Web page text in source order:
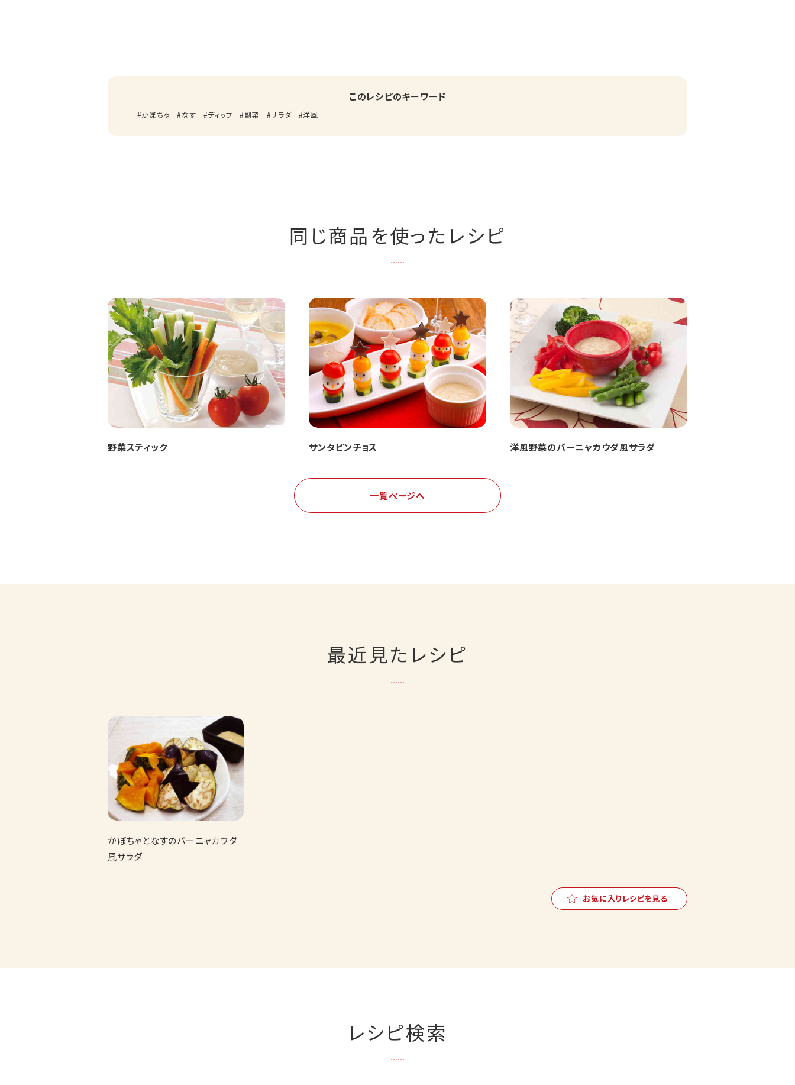
このレシピのキーワード
かぼちゃ なす ディップ 副菜 サラダ 洋風
同じ商品を使ったレシピ
野菜スティック サンタピンチョス 洋風野菜のバーニャカウダ風サラダ
一覧ページへ
最近見たレシピ
かぼちゃとなすのバーニャカウダ
風サラダ
お気に入りレシピを見る
レシピ検索